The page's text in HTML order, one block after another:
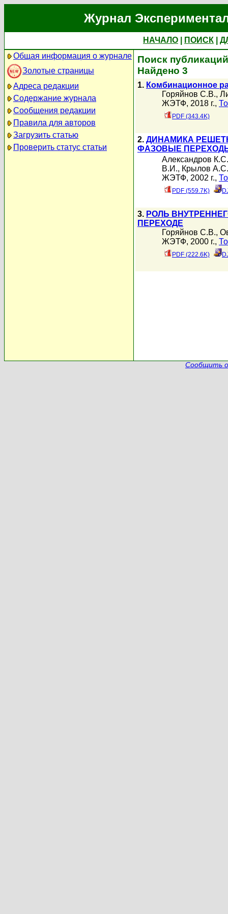
Журнал
НАЧАЛО ПОИСК
Общая информация о журнале
Золотые страницы
Адреса редакции
Содержание журнала
Сообщения редакции
Правила для авторов
Загрузить статью
Проверить статус статьи
Поиск
Найдено 3
1. Комбинационное
Горяйнов С.В.,
ЖЭТФ, 2018 г.,
PDF (343.4K)
2. ДИНАМИКА
ФАЗОВЫЕ
Александров К.С.
В.И., Крылов А.С.
ЖЭТФ, 2002 г.,
PDF (559.7K)
3. РОЛЬ
ПЕРЕХОДЕ
Горяйнов С.В.,
ЖЭТФ, 2000 г.,
PDF (222.6K)
Сообщить о